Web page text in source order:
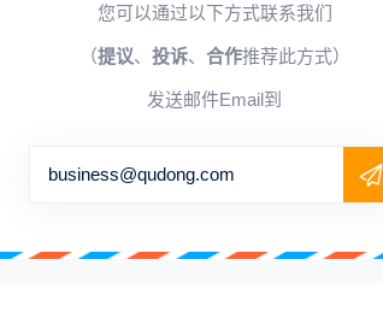
您可以通过以下方式联系我们
（提议、 投诉、 合作推荐此方式）
发送邮件Email到
business@qudong.com